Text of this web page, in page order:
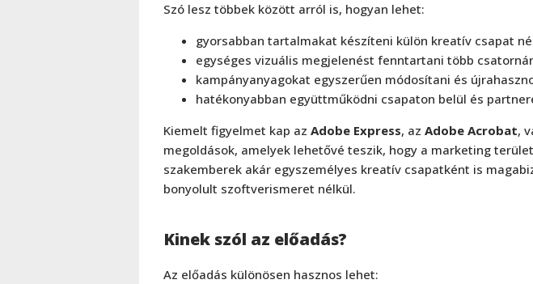
Szó lesz többek között arról is, hogyan lehet:
gyorsabban tartalmakat készíteni külön kreatív csapat
egységes vizuális megjelenést fenntartani több
kampányanyagokat egyszerűen módosítani és
hatékonyabban együttműködni csapaton belül és
Kiemelt figyelmet kap az Adobe Express, az Adobe Acrobat,
megoldások, amelyek lehetővé teszik, hogy a marketing
szakemberek akár egyszemélyes kreatív csapatként is
bonyolult szoftverismeret nélkül.
Kinek szól az előadás?
Az előadás különösen hasznos lehet: